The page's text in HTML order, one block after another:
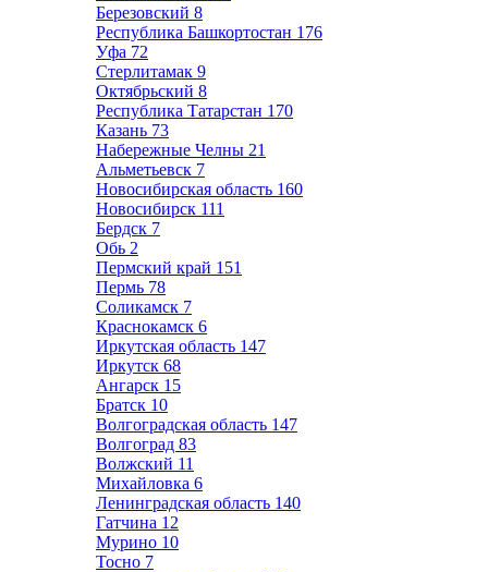
Березовский 8
Республика Башкортостан 176
Уфа 72
Стерлитамак 9
Октябрьский 8
Республика Татарстан 170
Казань 73
Набережные Челны 21
Альметьевск 7
Новосибирская область 160
Новосибирск 111
Бердск 7
Обь 2
Пермский край 151
Пермь 78
Соликамск 7
Краснокамск 6
Иркутская область 147
Иркутск 68
Ангарск 15
Братск 10
Волгоградская область 147
Волгоград 83
Волжский 11
Михайловка 6
Ленинградская область 140
Гатчина 12
Мурино 10
Тосно 7